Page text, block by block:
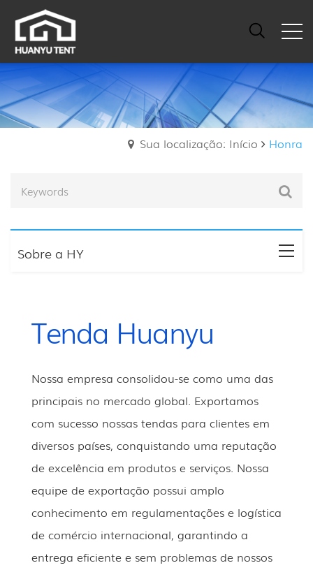
Sua localização: Início Honra
Sobre a HY
Tenda Huanyu
Nossa empresa consolidou-se como uma das
principais no mercado global. Exportamos
com sucesso nossas tendas para clientes em
diversos países, conquistando uma reputação
de excelência em produtos e serviços. Nossa
equipe de exportação possui amplo
conhecimento em regulamentações e logística
de comércio internacional, garantindo a
entrega eficiente e sem problemas de nossos